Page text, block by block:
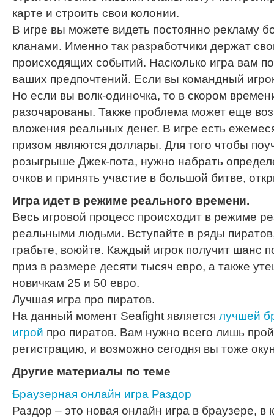
карте и строить свои колонии.
В игре вы можете видеть постоянно рекламу
кланами. Именно так разработчики держат
происходящих событий. Насколько игра вам
ваших предпочтений. Если вы командный
Но если вы волк-одиночка, то в скором
разочарованы. Также проблема может еще
вложения реальных денег. В игре есть
призом являются доллары. Для того чтобы
розыгрыше Джек-пота, нужно набрать
очков и принять участие в большой битве,
Игра идет в режиме реального времени.
Весь игровой процесс происходит в режиме
реальными людьми. Вступайте в ряды
грабьте, воюйте. Каждый игрок получит шанс
приз в размере десяти тысяч евро, а также
новичкам 25 и 50 евро.
Лучшая игра про пиратов.
На данный момент Seafight является лучшей
игрой про пиратов. Вам нужно всего лишь
регистрацию, и возможно сегодня вы тоже
Другие материалы по теме
Браузерная онлайн игра Раздор
Раздор – это новая онлайн игра в браузере, в